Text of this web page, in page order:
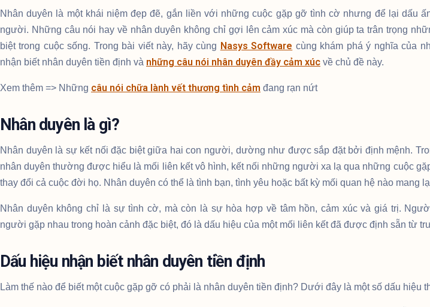
Nhân duyên là một khái niệm đẹp đẽ, gắn liền với những cuộc gặp gỡ tình cờ nhưng để lại dấu
người. Những câu nói hay về nhân duyên không chỉ gợi lên cảm xúc mà còn giúp ta trân trọng
biệt trong cuộc sống. Trong bài viết này, hãy cùng Nasys Software cùng khám phá ý nghĩa của
nhận biết nhân duyên tiền định và những câu nói nhân duyên đầy cảm xúc về chủ đề này.
Xem thêm => Những câu nói chữa lành vết thương tình cảm đang rạn nứt
Nhân duyên là gì?
Nhân duyên là sự kết nối đặc biệt giữa hai con người, dường như được sắp đặt bởi định mệnh.
nhân duyên thường được hiểu là mối liên kết vô hình, kết nối những người xa lạ qua những cuộc
thay đổi cả cuộc đời họ. Nhân duyên có thể là tình bạn, tình yêu hoặc bất kỳ mối quan hệ nào mang
Nhân duyên không chỉ là sự tình cờ, mà còn là sự hòa hợp về tâm hồn, cảm xúc và giá trị.
người gặp nhau trong hoàn cảnh đặc biệt, đó là dấu hiệu của một mối liên kết đã được định sẵn từ
Dấu hiệu nhận biết nhân duyên tiền định
Làm thế nào để biết một cuộc gặp gỡ có phải là nhân duyên tiền định? Dưới đây là một số dấu hiệu